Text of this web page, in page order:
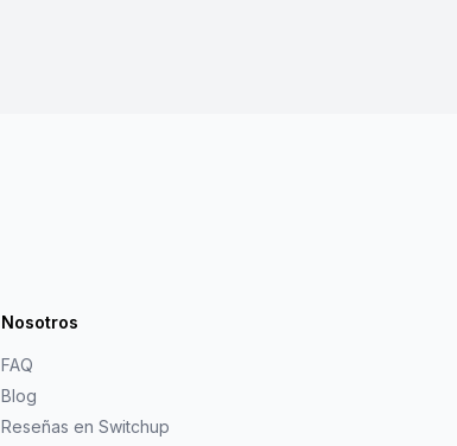
Nosotros
FAQ
Blog
Reseñas en Switchup